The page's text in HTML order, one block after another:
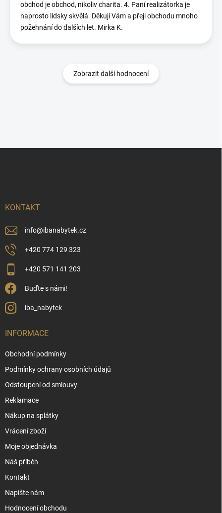
obchod je obchod, nikoliv charita. 4. Paní realizátorka je
naprosto lidsky skvělá. Děkuji Vám a přeji obchodu mnoho
požehnání do dalších let. Mirka K.
Zobrazit další hodnocení
KONTAKT
info@ibanabytek.cz
+420 774 129 323
+420 571 141 203
Buďte s námi!
iba_nabytek
INFORMACE
Obchodní podmínky
Podmínky ochrany osobních údajů
Odstoupení od smlouvy
Reklamace
Nákup na splátky
Vrácení zboží
Moje objednávka
Náš příběh
Kontakt
Napište nám
Hodnocení obchodu